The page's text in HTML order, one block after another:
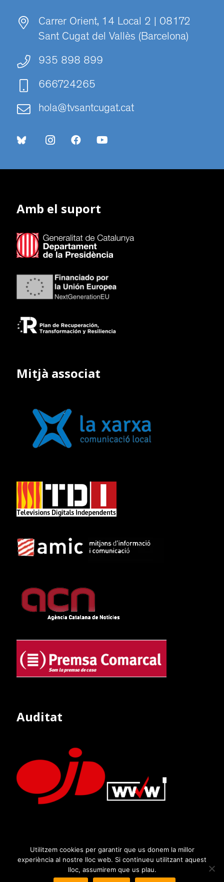
Carrer Orient, 14 Local 2 | 08172
Sant Cugat del Vallès (Barcelona)
935 898 899
666724265
hola@tvsantcugat.cat
Amb el suport
Mitjà associat
Auditat
Utilitzem cookies per garantir que us donem la millor
experiència al nostre lloc web. Si continueu utilitzant aquest
lloc, assumirem que us plau.